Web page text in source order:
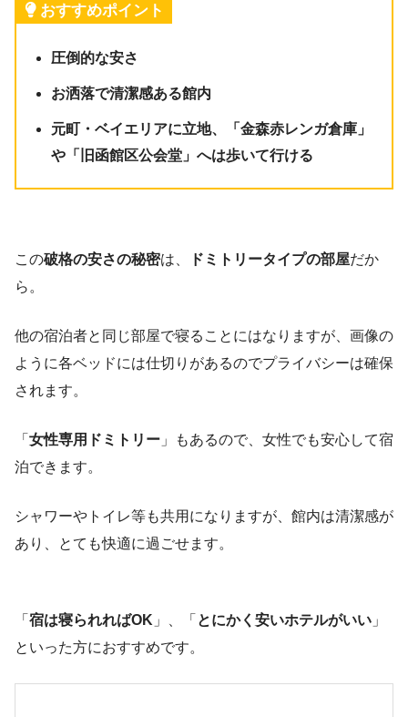
おすすめポイント
圧倒的な安さ
お洒落で清潔感ある館内
元町・ベイエリアに立地、「金森赤レンガ倉庫」
や「旧函館区公会堂」へは歩いて行ける
この破格の安さの秘密は、 ドミトリータイプの部屋だか
ら。
他の宿泊者と同じ部屋で寝ることにはなりますが、画像の
ように各ベッドには仕切りがあるのでプライバシーは確保
されます。
「 女性専用ドミトリー 」もあるので、女性でも安心して宿
泊できます。
シャワーやトイレ等も共用になりますが、館内は清潔感が
あり、とても快適に過ごせます。
「 宿は寝られればOK 」、「 とにかく安いホテルがいい 」
といった方におすすめです。